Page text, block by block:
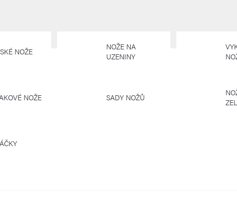
NOŽE
NOŽE NA
UZENINY
NOŽE SADY NOŽŮ